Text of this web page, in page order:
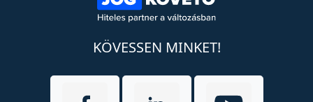
KÖVESSEN MINKET!